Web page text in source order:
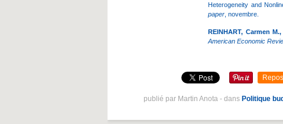
Heterogeneity and
paper , novembre.
REINHART, Carmen
American Economic
publié par Martin Anota - dans Politique